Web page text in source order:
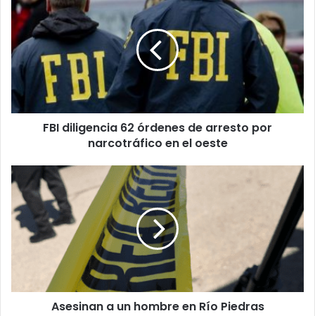
diligencia
62
órdenes
de
arresto
narcotráfico
en
FBI diligencia 62 órdenes de arresto por
narcotráfico en el oeste
Asesinan
a
un
hombre
en
Asesinan a un hombre en Río Piedras